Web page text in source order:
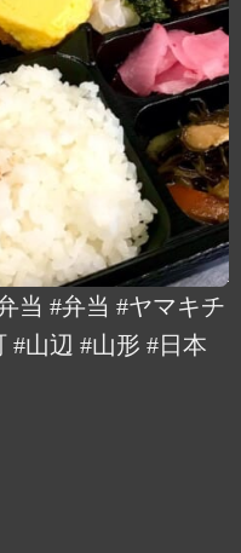
当 #弁当 #ヤマキチ
#山辺 #山形 #日本